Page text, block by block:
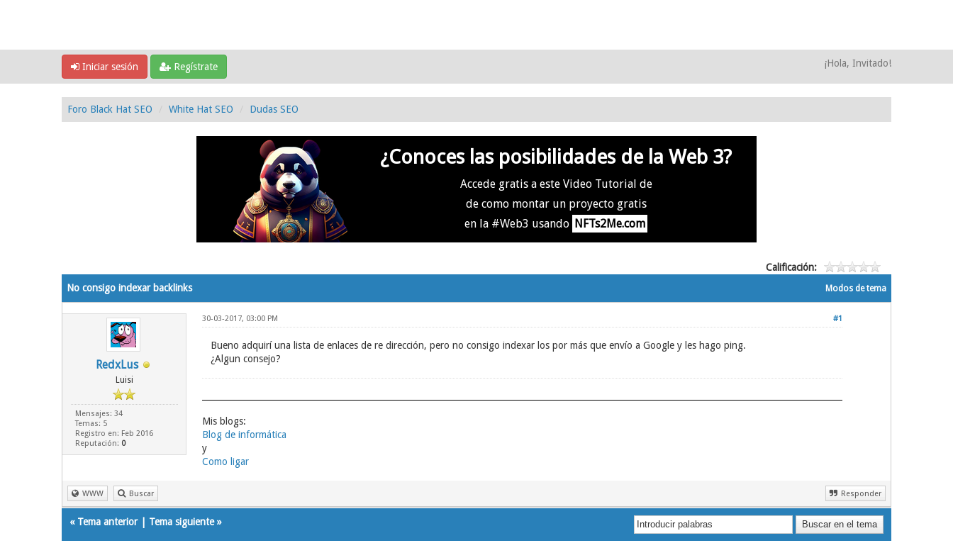
Iniciar sesión Regístrate ¡Hola, Invitado!
Foro Black Hat SEO White Hat SEO Dudas SEO
¿Conoces las posibilidades de la Web 3?
Accede gratis a este Video Tutorial de
de como montar un proyecto gratis
en la #Web3 usando NFTs2Me.com
Calificación:
Modos de tema
No consigo indexar backlinks
RedxLus
Luisi
Mensajes: 34
Temas: 5
Registro en: Feb 2016
Reputación: 0
#1
30-03-2017, 03:00 PM
Bueno adquirí una lista de enlaces de re dirección, pero no consigo indexar los por más que envío a Google y les hago ping.
¿Algun consejo?
Mis blogs:
Blog de informática
y
Como ligar
WWW Buscar Responder
« Tema anterior| Tema siguiente»